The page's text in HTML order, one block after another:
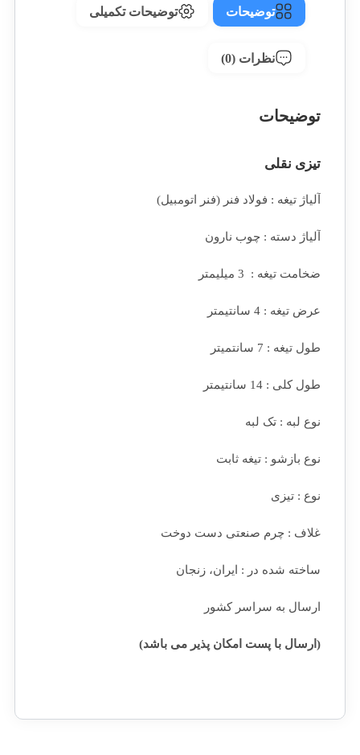
توضیحات توضیحات تکمیلی
نظرات (0)
توضیحات
تیزی نقلی
آلیاژ تیغه : فولاد فنر (فنر اتومبیل)
آلیاژ دسته : چوب نارون
ضخامت تیغه : 3 میلیمتر
عرض تیغه : 4 سانتیمتر
طول تیغه : 7 سانتمیتر
طول کلی : 14 سانتیمتر
نوع لبه : تک لبه
نوع بازشو : تیغه ثابت
نوع : تیزی
غلاف : چرم صنعتی دست دوخت
ساخته شده در : ایران، زنجان
ارسال به سراسر کشور
(ارسال با پست امکان پذیر می باشد)